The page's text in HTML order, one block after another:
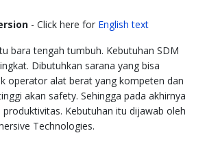
- Click here for English text
bara tengah tumbuh. Kebutuhan SDM
Dibutuhkan sarana yang bisa
operator alat berat yang kompeten dan
akan safety. Sehingga pada akhirnya
Kebutuhan itu dijawab oleh
Technologies.